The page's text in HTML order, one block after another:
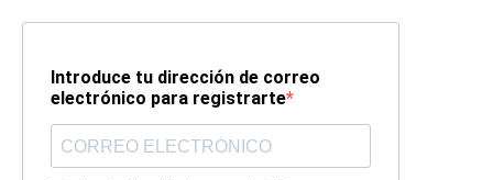
Introduce tu dirección de correo
electrónico para registrarte